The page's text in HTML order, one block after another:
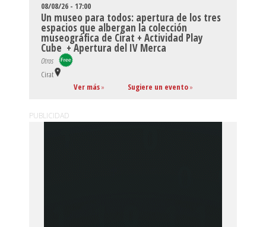
08/08/26 - 17:00
Un museo para todos: apertura de los tres
espacios que albergan la colección
museográfica de Cirat + Actividad Play
Cube + Apertura del IV Merca
Otros
Cirat
Ver más» Sugiere un evento»
PUBLICIDAD